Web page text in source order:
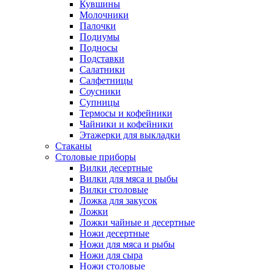
Кувшины
Молочники
Палочки
Подиумы
Подносы
Подставки
Салатники
Салфетницы
Соусники
Супницы
Термосы и кофейники
Чайники и кофейники
Этажерки для выкладки
Стаканы
Столовые приборы
Вилки десертные
Вилки для мяса и рыбы
Вилки столовые
Ложка для закусок
Ложки
Ложки чайные и десертные
Ножи десертные
Ножи для мяса и рыбы
Ножи для сыра
Ножи столовые